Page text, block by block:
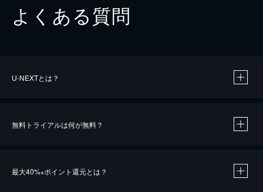
よくある質問
U-NEXTとは？
無料トライアルは何が無料？
最大40%※ポイント還元とは？